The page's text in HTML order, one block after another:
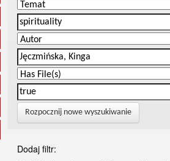
Rozpocznij nowe wyszukiwanie
Dodaj filtr: